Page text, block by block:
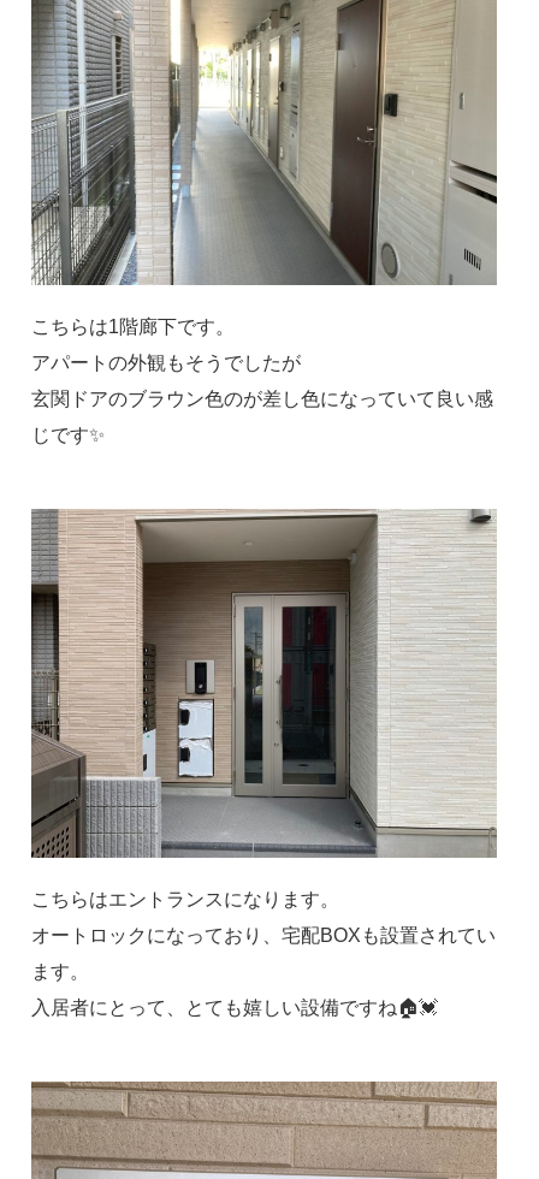
こちらは1階廊下です。
アパートの外観もそうでしたが
玄関ドアのブラウン色のが差し色になっていて良い感
じです✨
こちらはエントランスになります。
オートロックになっており、宅配BOXも設置されてい
ます。
入居者にとって、とても嬉しい設備ですね🏠💓